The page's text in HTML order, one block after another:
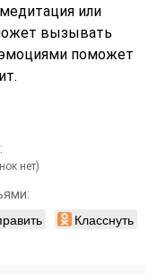
или
вызывать
поможет
нет)
Класснуть